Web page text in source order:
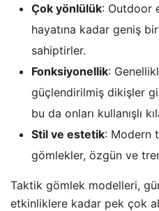
Çok yönlülük: Outdoor
hayatına kadar geniş bir
sahiptirler.
Fonksiyonellik:
güçlendirilmiş dikişler
bu da onları kullanışlı
Stil ve estetik: Modern
gömlekler, özgün ve
Taktik gömlek modelleri,
etkinliklere kadar pek çok